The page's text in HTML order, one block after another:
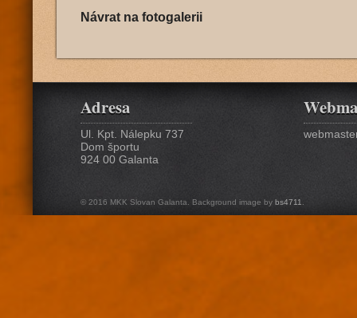
Návrat na fotogalerii
Adresa
Ul. Kpt. Nálepku 737
Dom športu
924 00 Galanta
© 2016 MKK Slovan Galanta. Background image by bs4711